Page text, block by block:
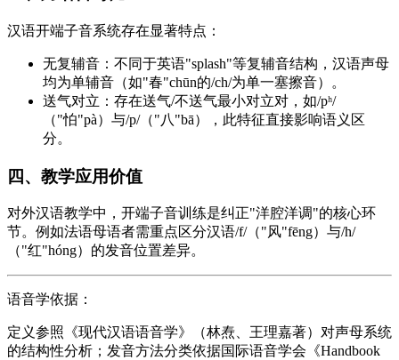
汉语开端子音系统存在显著特点：
无复辅音：不同于英语"splash"等复辅音结构，汉语声母
均为单辅音（如"春"chūn的/ch/为单一塞擦音）。
送气对立：存在送气/不送气最小对立对，如/pʰ/
（"怕"pà）与/p/（"八"bā），此特征直接影响语义区
分。
四、教学应用价值
对外汉语教学中，开端子音训练是纠正"洋腔洋调"的核心环
节。例如法语母语者需重点区分汉语/f/（"风"fēng）与/h/
（"红"hóng）的发音位置差异。
语音学依据：
定义参照《现代汉语语音学》（林焘、王理嘉著）对声母系统
的结构性分析；发音方法分类依据国际语音学会《Handbook